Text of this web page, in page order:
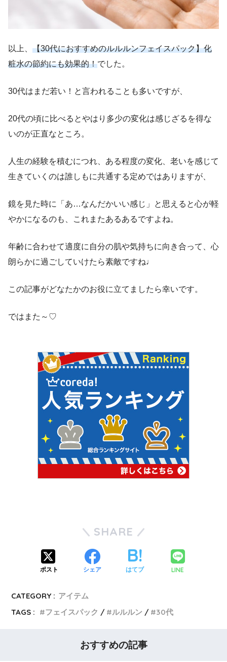
以上、 【30代におすすめのルルルンフェイスパック】化
粧水の節約にも効果的！でした。
30代はまだ若い！と言われることも多いですが、
20代の頃に比べるとやはり多少の変化は感じざるを得な
いのが正直なところ。
人生の経験を積むにつれ、ある程度の変化、老いを感じて
生きていくのは誰しもに共通する定めではありますが、
鏡を見た時に「あ…なんだかいい感じ」と思えると心が軽
やかになるのも、これまたあるあるですよね。
年齢に合わせて適度に自分の肌や気持ちに向き合って、心
朗らかに過ごしていけたら素敵ですね♩
この記事がどなたかのお役に立てましたら幸いです。
ではまた～♡
SHARE
ポスト シェア はてブ LINE
CATEGORY : アイテム
TAGS :
フェイスパック ルルルン 30代
おすすめの記事